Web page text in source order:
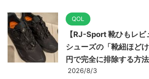
QOL
【RJ-Sport 靴ひもレ
シューズの「靴紐ほど
円で完全に排除する方法
2026/8/3